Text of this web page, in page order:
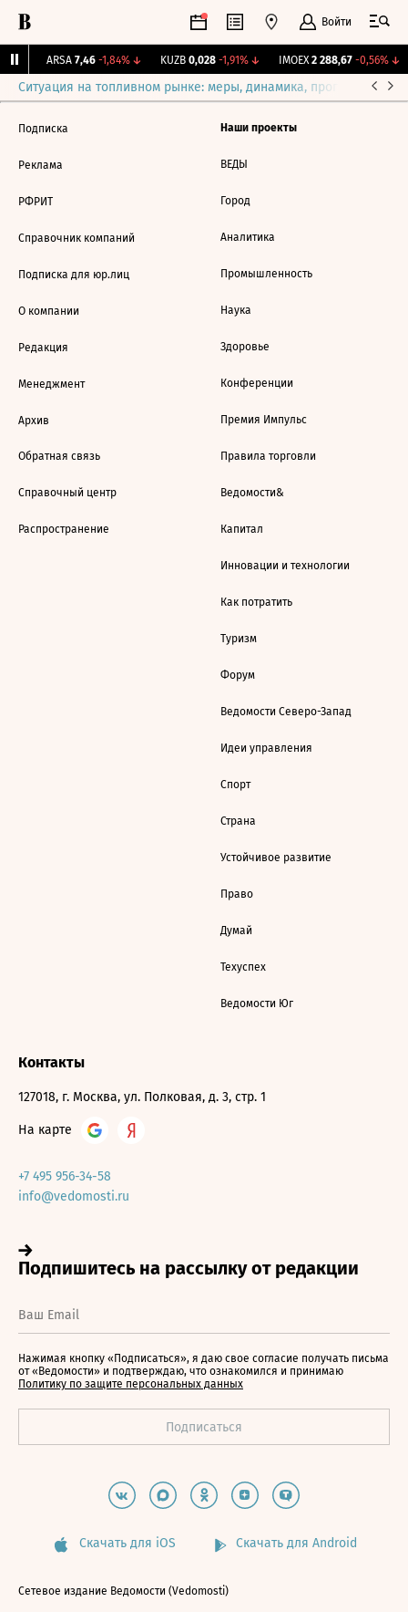
Войти
ARSA 7,46 -1,84%↓ KUZB 0,028 -1,91%↓ IMOEX 2 288,67 -0,56%↓
Ситуация на топливном рынке: меры, динамика, прогнозы
Подписка
Реклама
РФРИТ
Справочник компаний
Подписка для юр.лиц
О компании
Редакция
Менеджмент
Архив
Обратная связь
Справочный центр
Распространение
Наши проекты
ВЕДЫ
Город
Аналитика
Промышленность
Наука
Здоровье
Конференции
Премия Импульс
Правила торговли
Ведомости&
Капитал
Инновации и технологии
Как потратить
Туризм
Форум
Ведомости Северо-Запад
Идеи управления
Спорт
Страна
Устойчивое развитие
Право
Думай
Техуспех
Ведомости Юг
Контакты
127018, г. Москва, ул. Полковая, д. 3, стр. 1
На карте
+7 495 956-34-58
info@vedomosti.ru
Нажимая кнопку «Подписаться», я даю свое согласие получать письма
от «Ведомости» и подтверждаю, что ознакомился и принимаю
Политику по защите персональных данных
Скачать для iOS Скачать для Android
Сетевое издание Ведомости (Vedomosti)